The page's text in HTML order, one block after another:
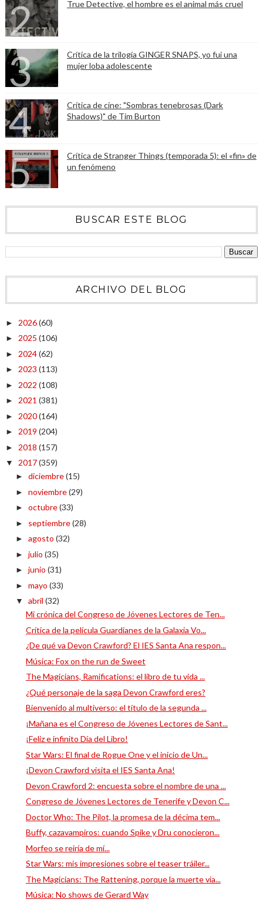
True Detective, el hombre es el animal más cruel
Crítica de la trilogía GINGER SNAPS, yo fui una
mujer loba adolescente
Crítica de cine: "Sombras tenebrosas (Dark
Shadows)" de Tim Burton
Crítica de Stranger Things (temporada 5): el «fin» de
un fenómeno
BUSCAR ESTE BLOG
ARCHIVO DEL BLOG
► 2026(60)
► 2025 (106)
► 2024(62)
► 2023 (113)
► 2022 (108)
► 2021 (381)
► 2020(164)
► 2019 (204)
► 2018 (157)
▼ 2017(359)
► diciembre(15)
► noviembre(29)
► octubre(33)
► septiembre(28)
► agosto (32)
► julio (35)
► junio (31)
► mayo (33)
▼ abril (32)
Mi crónica del Congreso de Jóvenes Lectores de Ten...
Crítica de la película Guardianes de la Galaxia Vo...
¿De qué va Devon Crawford? El IES Santa Ana respon...
Música: Fox on the run de Sweet
The Magicians, Ramifications: el libro de tu vida ...
¿Qué personaje de la saga Devon Crawford eres?
Bienvenido al multiverso: el título de la segunda ...
¡Mañana es el Congreso de Jóvenes Lectores de Sant...
¡Feliz e infinito Día del Libro!
Star Wars: El final de Rogue One y el inicio de Un...
¡Devon Crawford visita el IES Santa Ana!
Devon Crawford 2: encuesta sobre el nombre de una ...
Congreso de Jóvenes Lectores de Tenerife y Devon C...
Doctor Who: The Pilot, la promesa de la décima tem...
Buffy, cazavampiros: cuando Spike y Dru conocieron...
Morfeo se reiría de mí...
Star Wars: mis impresiones sobre el teaser tráiler...
The Magicians: The Rattening, porque la muerte via...
Música: No shows de Gerard Way